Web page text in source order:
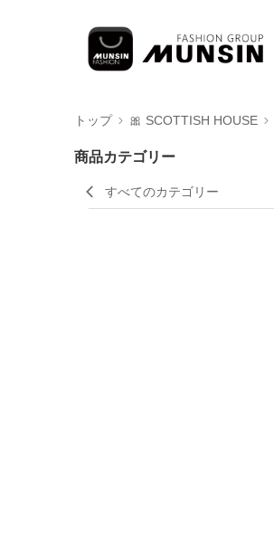
トップ 🎀 SCOTTISH HOUSE
商品カテゴリー
すべてのカテゴリー